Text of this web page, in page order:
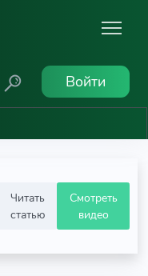
Войти
Читать
статью
Смотреть
видео